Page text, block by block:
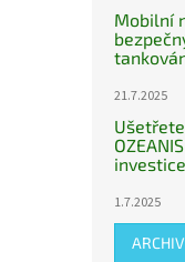
Mobilní
21.7.2025
1.7.2025
ARCHIV